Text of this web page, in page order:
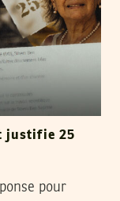
justifie 25
pour